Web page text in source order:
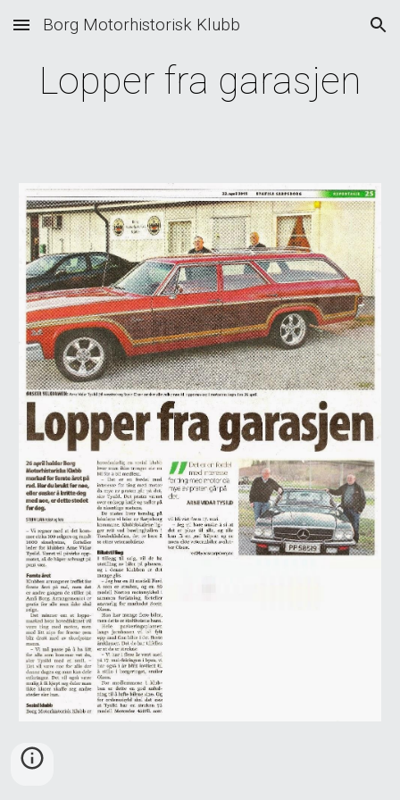
Skip to main content Skip to navigation
Borg Motorhistorisk Klubb
Lopper fra garasjen